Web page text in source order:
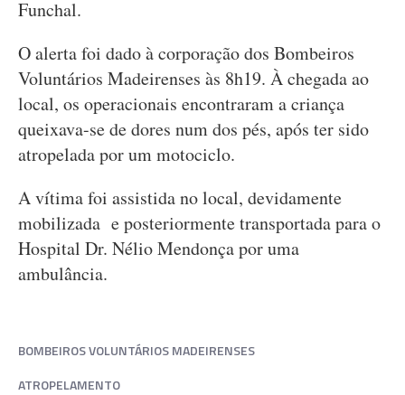
Funchal.
O alerta foi dado à corporação dos Bombeiros
Voluntários Madeirenses às 8h19. À chegada ao
local, os operacionais encontraram a criança
queixava-se de dores num dos pés, após ter sido
atropelada por um motociclo.
A vítima foi assistida no local, devidamente
mobilizada e posteriormente transportada para o
Hospital Dr. Nélio Mendonça por uma
ambulância.
BOMBEIROS VOLUNTÁRIOS MADEIRENSES
ATROPELAMENTO